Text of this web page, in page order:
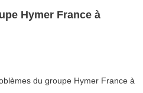
Hymer France à